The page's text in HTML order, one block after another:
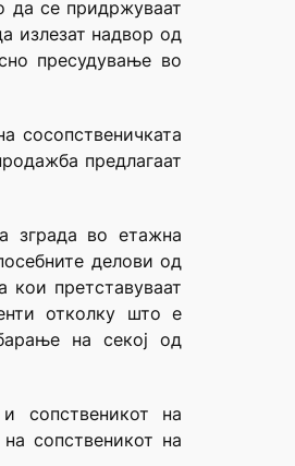
да се придржуваат
излезат надвор од
пресудување во
сосопственичката
предлагаат
зграда во етажна
делови од
кои претставуваат
отколку што е
на секој од
сопственикот на
сопственикот на